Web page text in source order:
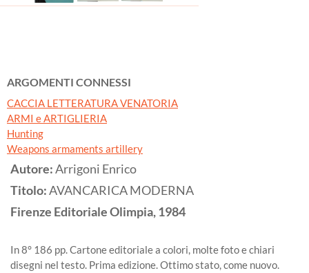
ARGOMENTI CONNESSI
CACCIA LETTERATURA VENATORIA
ARMI e ARTIGLIERIA
Hunting
Weapons armaments artillery
Autore:Arrigoni Enrico
Titolo:AVANCARICA MODERNA
Firenze Editoriale Olimpia,1984
In 8° 186 pp. Cartone editoriale a colori, molte foto e chiari
disegni nel testo. Prima edizione. Ottimo stato, come nuovo.